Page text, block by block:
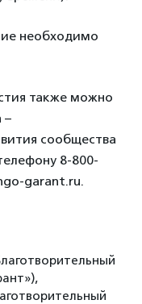
необходимо
также можно
–
сообщества
8-800-
garant.ru.